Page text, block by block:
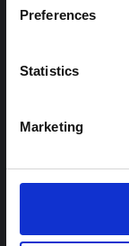
Preferences
Statistics
Marketing
من أجل